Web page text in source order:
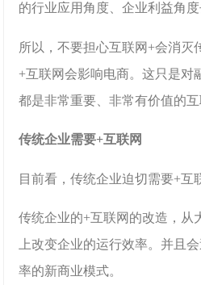
的行业应用角度、企业利益角度
所以，不要担心互联网+会消灭
+互联网会影响电商。这只是对
都是非常重要、非常有价值的互
传统企业需要+互联网
目前看，传统企业迫切需要+互
传统企业的+互联网的改造，从
上改变企业的运行效率。并且
率的新商业模式。